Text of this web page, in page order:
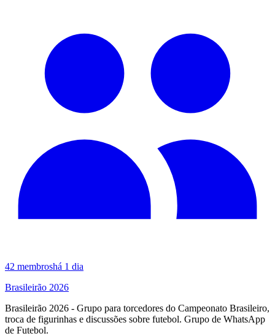
42 membroshá 1 dia
Brasileirão 2026
Brasileirão 2026 - Grupo para torcedores do Campeonato Brasileiro,
troca de figurinhas e discussões sobre futebol. Grupo de WhatsApp
de Futebol.